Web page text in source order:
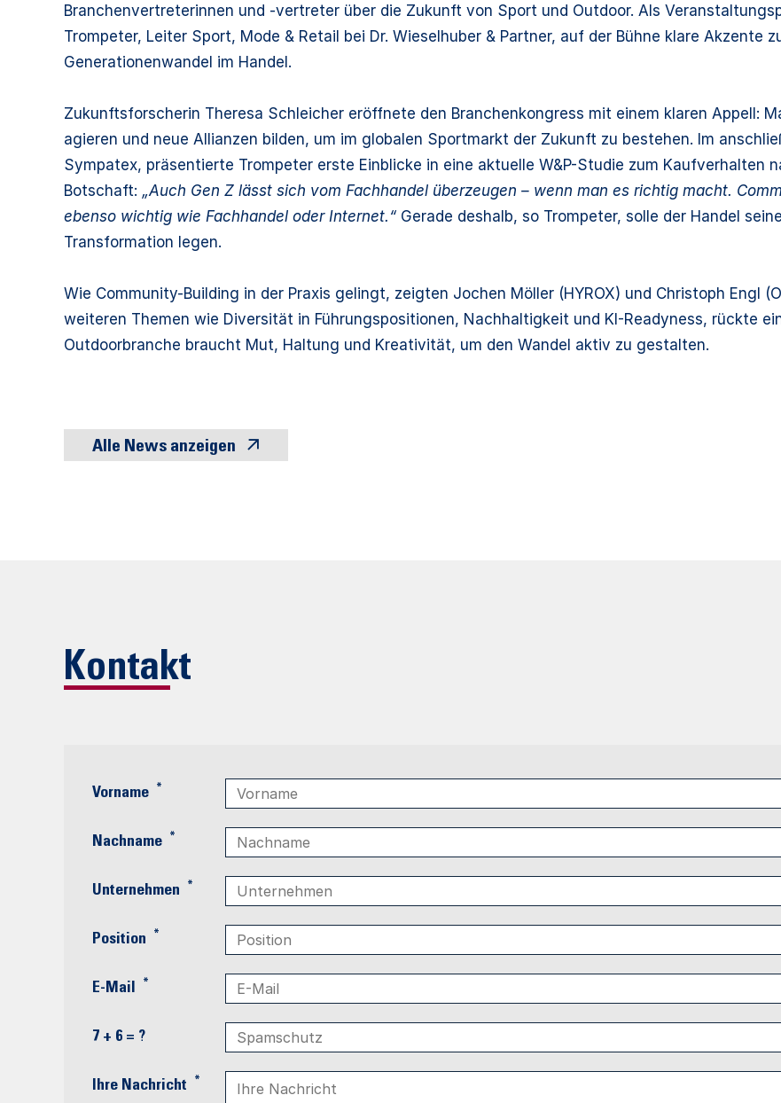
Branchenvertreterinnen und -vertreter über die Zukunft von Sport und Outdoor. Als
Trompeter, Leiter Sport, Mode & Retail bei Dr. Wieselhuber & Partner, auf der Bühne klare Akzente
Generationenwandel im Handel.
Zukunftsforscherin Theresa Schleicher eröffnete den Branchenkongress mit einem klaren Appell:
agieren und neue Allianzen bilden, um im globalen Sportmarkt der Zukunft zu bestehen. Im
Sympatex, präsentierte Trompeter erste Einblicke in eine aktuelle W&P-Studie zum Kaufverhalten
Botschaft: „Auch Gen Z lässt sich vom Fachhandel überzeugen – wenn man es richtig macht.
ebenso wichtig wie Fachhandel oder Internet.“ Gerade deshalb, so Trompeter, solle der Handel
Transformation legen.
Wie Community-Building in der Praxis gelingt, zeigten Jochen Möller (HYROX) und Christoph Engl
weiteren Themen wie Diversität in Führungspositionen, Nachhaltigkeit und KI-Readyness, rückte
Outdoorbranche braucht Mut, Haltung und Kreativität, um den Wandel aktiv zu gestalten.
Alle News anzeigen
Kontakt
Vorname *
Nachname *
Unternehmen *
Position *
E-Mail *
7 + 6 = ?
Ihre Nachricht *